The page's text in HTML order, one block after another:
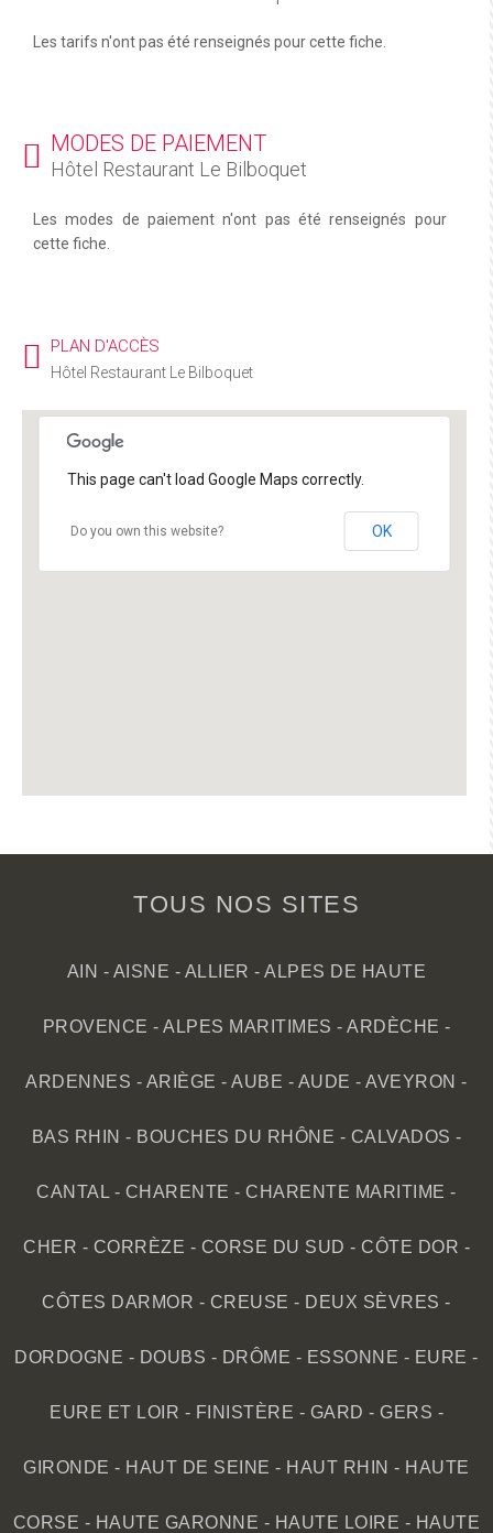
Les tarifs n'ont pas été renseignés pour cette fiche.
MODES DE PAIEMENT
Hôtel Restaurant Le Bilboquet
Les modes de paiement n'ont pas été renseignés pour
cette fiche.
PLAN D'ACCÈS
Hôtel Restaurant Le Bilboquet
This page can't load Google Maps correctly.
Do you own this website? OK
TOUS NOS SITES
AIN - AISNE - ALLIER -ALPES DE HAUTE
PROVENCE - ALPES MARITIMES - ARDÈCHE -
ARDENNES - ARIÈGE -AUBE - AUDE -AVEYRON -
BAS RHIN - BOUCHES DU RHÔNE - CALVADOS -
CANTAL - CHARENTE -CHARENTE MARITIME -
CHER - CORRÈZE - CORSE DU SUD - CÔTE DOR -
CÔTES DARMOR - CREUSE - DEUX SÈVRES -
DORDOGNE - DOUBS - DRÔME - ESSONNE - EURE -
EURE ET LOIR - FINISTÈRE - GARD - GERS -
GIRONDE - HAUT DE SEINE - HAUT RHIN - HAUTE
CORSE - HAUTE GARONNE - HAUTE LOIRE - HAUTE